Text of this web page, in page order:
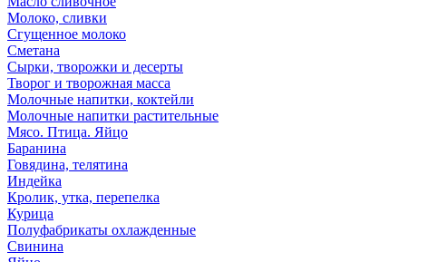
Молоко, сливки
Сгущенное молоко
Сметана
Сырки, творожки и десерты
Творог и творожная масса
Молочные напитки, коктейли
Молочные напитки растительные
Мясо. Птица. Яйцо
Баранина
Говядина, телятина
Индейка
Кролик, утка, перепелка
Курица
Полуфабрикаты охлажденные
Свинина